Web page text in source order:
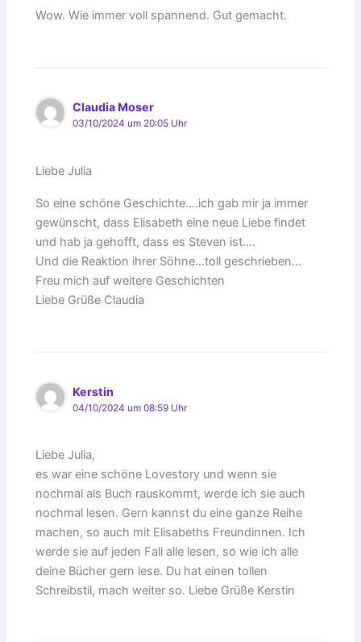
Wow. Wie immer voll spannend. Gut gemacht.
Claudia Moser
03/10/2024 um 20:05 Uhr
Liebe Julia
So eine schöne Geschichte….ich gab mir ja immer
gewünscht, dass Elisabeth eine neue Liebe findet
und hab ja gehofft, dass es Steven ist….
Und die Reaktion ihrer Söhne…toll geschrieben…
Freu mich auf weitere Geschichten
Liebe Grüße Claudia
Kerstin
04/10/2024 um 08:59 Uhr
Liebe Julia,
es war eine schöne Lovestory und wenn sie
nochmal als Buch rauskommt, werde ich sie auch
nochmal lesen. Gern kannst du eine ganze Reihe
machen, so auch mit Elisabeths Freundinnen. Ich
werde sie auf jeden Fall alle lesen, so wie ich alle
deine Bücher gern lese. Du hat einen tollen
Schreibstil, mach weiter so. Liebe Grüße Kerstin